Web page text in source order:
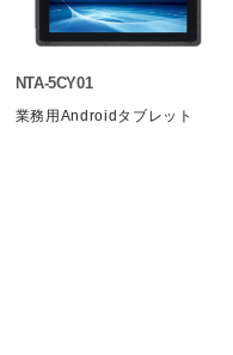
NTA-5CY01
業務用Androidタブレット